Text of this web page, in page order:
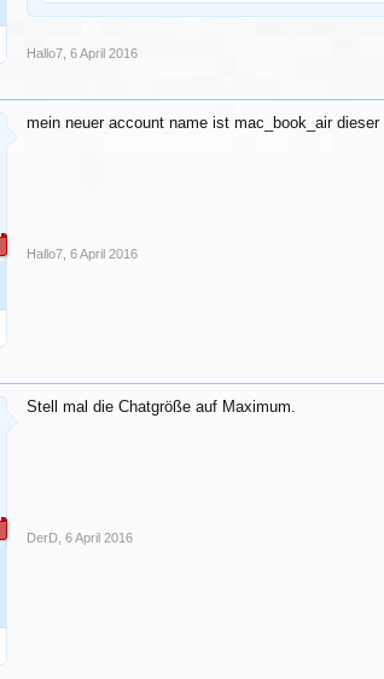
Hallo7 6 April 2016
mein neuer account name ist mac_book_air
Hallo7 6 April 2016
Stell mal die Chatgröße auf Maximum.
DerD 6 April 2016